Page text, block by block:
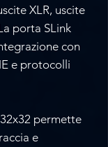
XLR, uscite
porta SLink
con
e protocolli
permette
e